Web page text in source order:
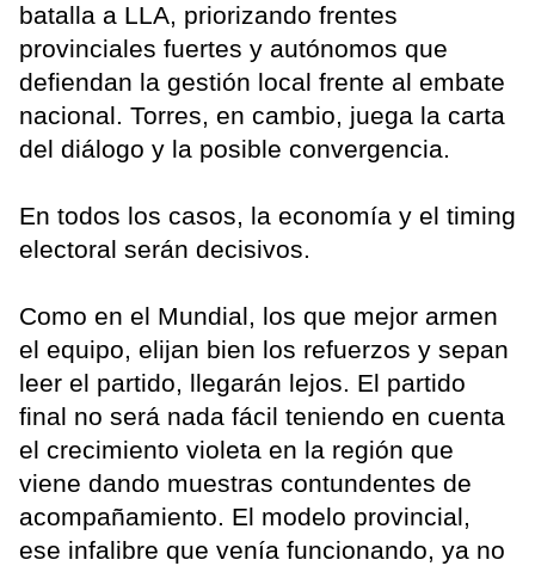
batalla a LLA, priorizando frentes
provinciales fuertes y autónomos que
defiendan la gestión local frente al embate
nacional. Torres, en cambio, juega la carta
del diálogo y la posible convergencia.
En todos los casos, la economía y el timing
electoral serán decisivos.
Como en el Mundial, los que mejor armen
el equipo, elijan bien los refuerzos y sepan
leer el partido, llegarán lejos. El partido
final no será nada fácil teniendo en cuenta
el crecimiento violeta en la región que
viene dando muestras contundentes de
acompañamiento. El modelo provincial,
ese infalibre que venía funcionando, ya no